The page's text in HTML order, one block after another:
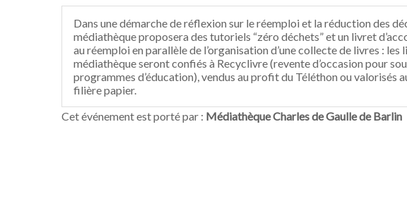
Dans une démarche de réflexion sur le réemploi et la réduction des
médiathèque proposera des tutoriels “zéro déchets” et un livret
au réemploi en parallèle de l’organisation d’une collecte de livres : les
médiathèque seront confiés à Recyclivre (revente d’occasion pour
programmes d’éducation), vendus au profit du Téléthon ou valorisés
filière papier.
Cet événement est porté par : Médiathèque Charles de Gaulle de Barlin